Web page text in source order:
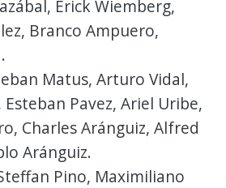
Erick Wiemberg,
Branco Ampuero,
Matus, Arturo Vidal,
Esteban Pavez, Ariel Uribe,
Charles Aránguiz, Alfred
Aránguiz.
Pino, Maximiliano